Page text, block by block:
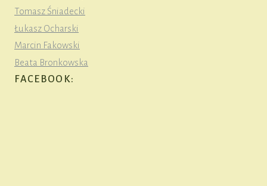
Tomasz Śniadecki
Łukasz Ocharski
Marcin Fakowski
Beata Bronkowska
FACEBOOK: